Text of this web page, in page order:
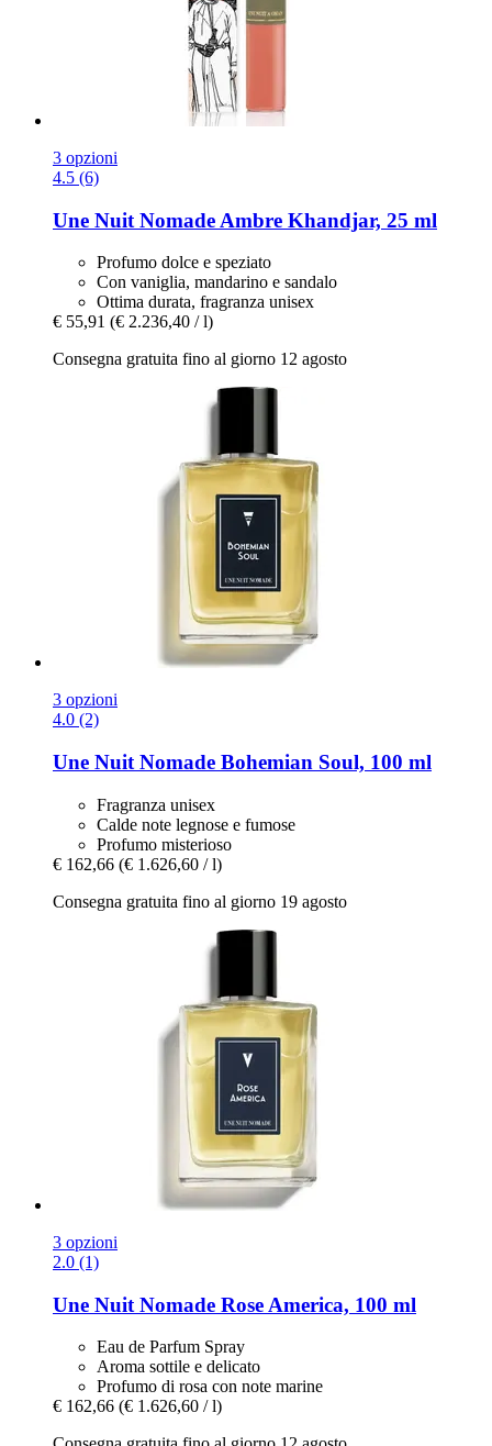
3 opzioni
4.5 (6)
Une Nuit Nomade Ambre Khandjar, 25 ml
Profumo dolce e speziato
Con vaniglia, mandarino e sandalo
Ottima durata, fragranza unisex
€ 55,91 (€ 2.236,40 / l)
Consegna gratuita fino al giorno 12 agosto
3 opzioni
4.0 (2)
Une Nuit Nomade Bohemian Soul, 100 ml
Fragranza unisex
Calde note legnose e fumose
Profumo misterioso
€ 162,66 (€ 1.626,60 / l)
Consegna gratuita fino al giorno 19 agosto
3 opzioni
2.0 (1)
Une Nuit Nomade Rose America, 100 ml
Eau de Parfum Spray
Aroma sottile e delicato
Profumo di rosa con note marine
€ 162,66 (€ 1.626,60 / l)